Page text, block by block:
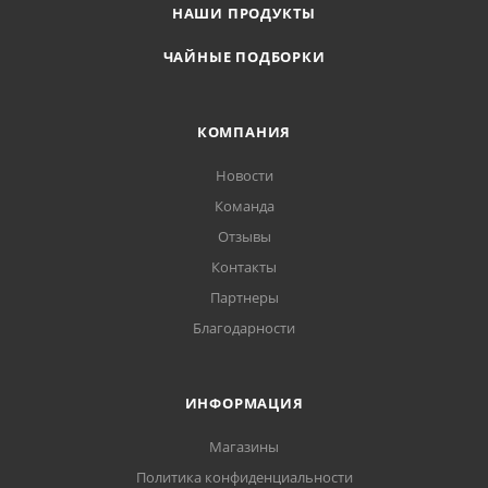
НАШИ ПРОДУКТЫ
ЧАЙНЫЕ ПОДБОРКИ
КОМПАНИЯ
Новости
Команда
Отзывы
Контакты
Партнеры
Благодарности
ИНФОРМАЦИЯ
Магазины
Политика конфиденциальности